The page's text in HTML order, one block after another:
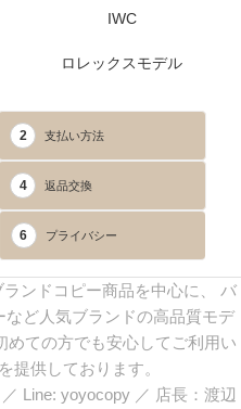
IWC
ロレックスモデル
2 支払い方法
4 返品交換
6 プライバシー
ンドコピー商品を中心に、 バ
ど人気ブランドの高品質モデ
めての方でも安心してご利用い
提供しております。
／ Line: yoyocopy ／ 店長：渡辺